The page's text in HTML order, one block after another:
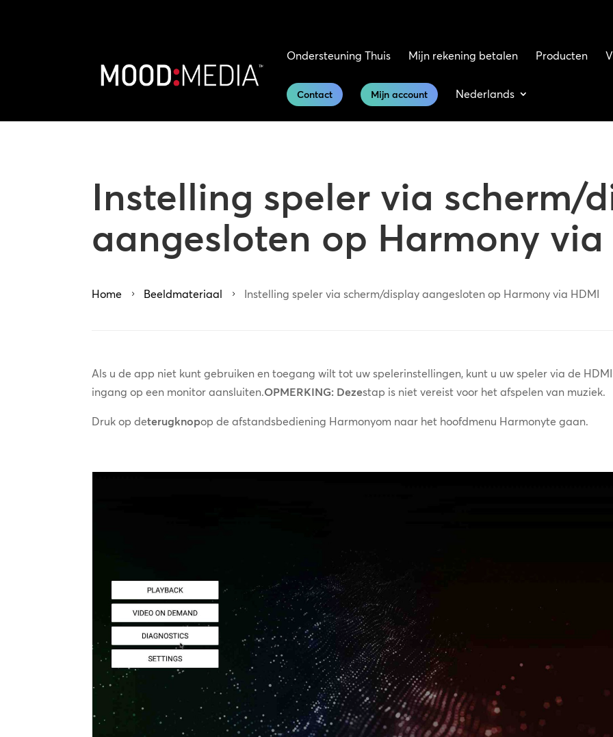
Ondersteuning Thuis Mijn rekening betalen Producten
Contact Mijn account Nederlands
Instelling speler via scherm/
aangesloten op Harmony via
Home 5 Beeldmateriaal 5 Instelling speler via scherm/display aangesloten op Harmony via HDMI
Als u de app niet kunt gebruiken en toegang wilt tot uw spelerinstellingen, kunt u uw speler via de
ingang op een monitor aansluiten.OPMERKING: Dezestap is niet vereist voor het afspelen van muziek.
Druk op deterugknopop de afstandsbediening Harmonyom naar het hoofdmenu Harmonyte gaan.